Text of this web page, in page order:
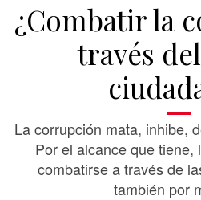
¿Combatir la
través
La corrupción mata, inhibe,
Por el alcance que tiene,
combatirse a través de
también por